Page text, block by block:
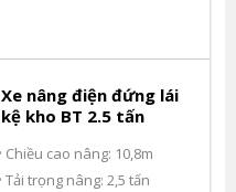
Xe nâng điện đứng lái
kệ kho BT 2.5 tấn
Chiều cao nâng: 10,8m
Tải trọng nâng: 2,5 tấn